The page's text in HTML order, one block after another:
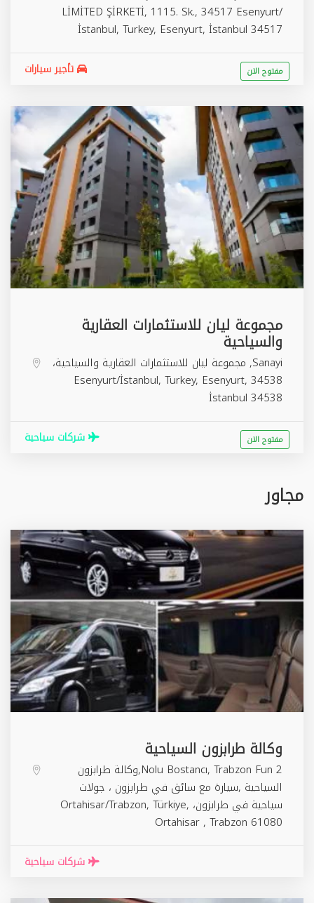
LİMİTED ŞİRKETİ, 1115. Sk., 34517 Esenyurt/
İstanbul, Turkey, Esenyurt, İstanbul 34517
تأجير سيارات مفتوح الان
مجموعة ليان للاستثمارات العقارية
والسياحية
Sanayi, مجموعة ليان للاستثمارات العقارية والسياحية،
34538 Esenyurt/İstanbul, Turkey,
Esenyurt,
İstanbul 34538
شركات سياحية مفتوح الان
مجاور
وكالة طرابزون السياحية
2 Nolu Bostancı, Trabzon Fun,وكالة طرابزون
السياحية ,سيارة مع سائق في طرابزون ، جولات
سياحية في طرابزون، Ortahisar/Trabzon, Türkiye,
Ortahisar, Trabzon 61080
شركات سياحية